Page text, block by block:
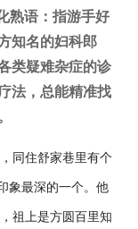
熟语：指游手好
知名的妇科郎
类疑难杂症的诊
法，总能精准找
同住舒家巷里有个
象最深的一个。他
祖上是方圆百里知